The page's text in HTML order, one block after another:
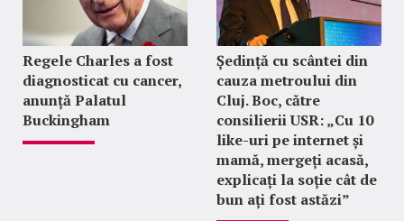
Regele Charles a fost
diagnosticat cu cancer,
anunță Palatul
Buckingham
Ședință cu scântei din
cauza metroului din
Cluj. Boc, către
consilierii USR: „Cu 10
like-uri pe internet și
mamă, mergeți acasă,
explicați la soție cât de
bun ați fost astăzi”